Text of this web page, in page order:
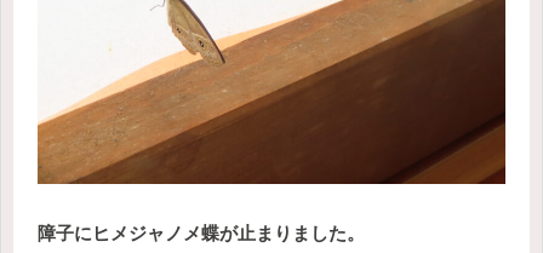
障子にヒメジャノメ蝶が止まりました。